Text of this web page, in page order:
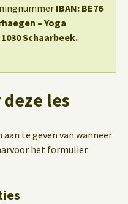
IBAN: BE76
– Yoga
Schaarbeek.
les
te geven van wanneer
het formulier